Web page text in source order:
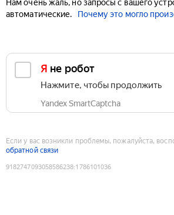
Нам очень жаль, но запросы с вашего
автоматические.
Почему это могло
Я не робот
Нажмите, чтобы продолжить
Yandex SmartCaptcha
Если у вас возникли проблемы, пожалуйста,
обратной связи
9182747093058586238:1786101036